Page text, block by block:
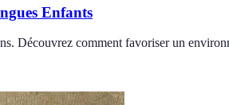
Enfants
Découvrez comment favoriser un